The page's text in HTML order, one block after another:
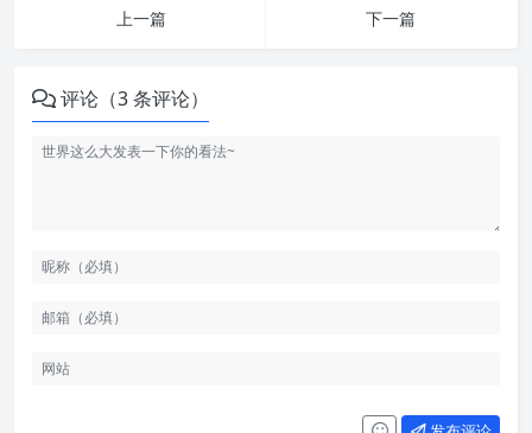
上一篇
下一篇
评论（3 条评论）